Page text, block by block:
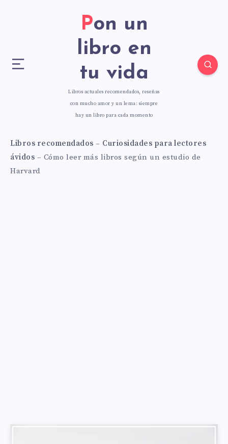
Pon un
libro en
tu vida
Libros actuales recomendados, reseñas
con mucho amor y un lema: siempre
hay un libro para cada momento
Libros recomendados – Curiosidades para lectores
ávidos – Cómo leer más libros según un estudio de
Harvard